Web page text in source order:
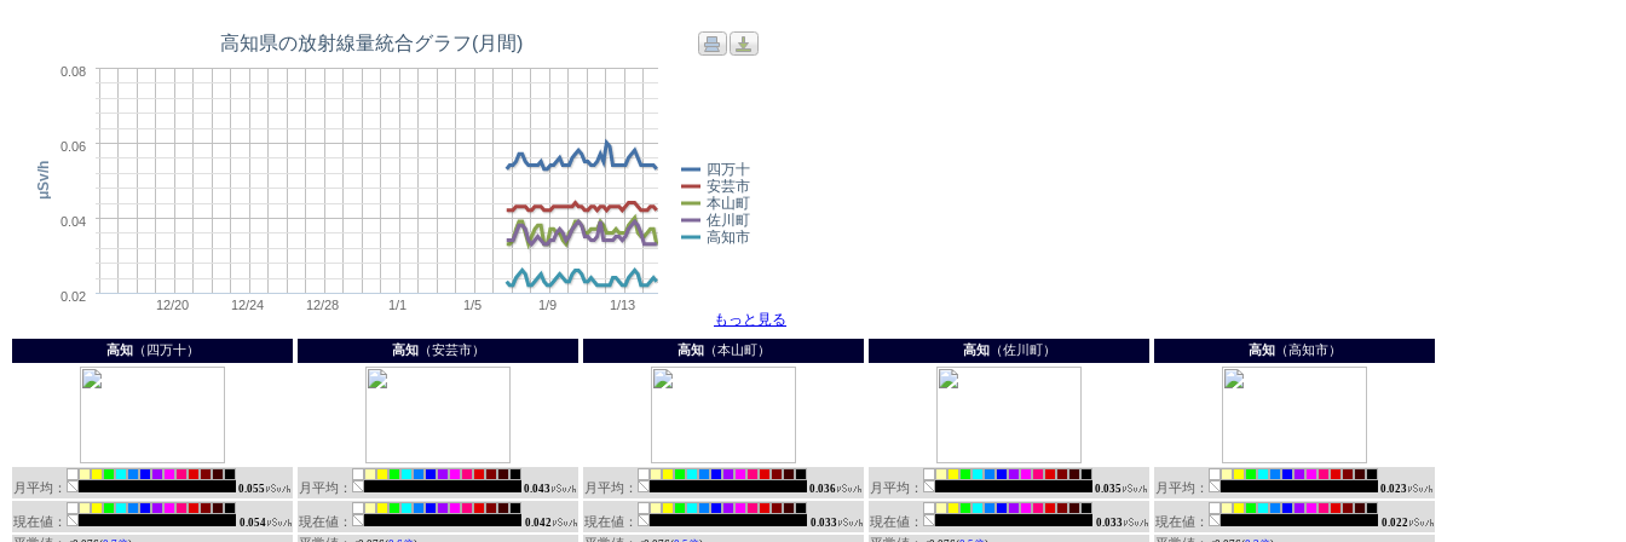
高知（四万十）
月平均： 0.055
現在値： 0.054
高知（安芸市）
月平均： 0.043
現在値： 0.042
高知（本山町）
月平均： 0.036
現在値： 0.033
高知（佐川町）
月平均： 0.035
現在値： 0.033
高知（高知市）
月平均： 0.023
現在値： 0.022